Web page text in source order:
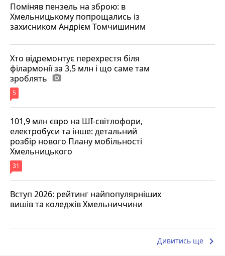
Поміняв пензель на зброю: в
Хмельницькому попрощались із
захисником Андрієм Томчишиним
Хто відремонтує перехрестя біля
філармонії за 3,5 млн і що саме там
зроблять photo_camera
5
101,9 млн євро на ШІ-світлофори,
електробуси та інше: детальний
розбір нового Плану мобільності
Хмельницького
31
Вступ 2026: рейтинг найпопулярніших
вишів та коледжів Хмельниччини
Дивитись ще keyboard_arrow_right